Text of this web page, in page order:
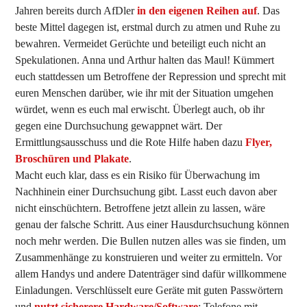
Jahren bereits durch AfDlerin den eigenen Reihen auf. Das
beste Mittel dagegen ist, erstmal durch zu atmen und Ruhe zu
bewahren. Vermeidet Gerüchte und beteiligt euch nicht an
Spekulationen. Anna und Arthur halten das Maul! Kümmert
euch stattdessen um Betroffene der Repression und sprecht mit
euren Menschen darüber, wie ihr mit der Situation umgehen
würdet, wenn es euch mal erwischt. Überlegt auch, ob ihr
gegen eine Durchsuchung gewappnet wärt. Der
Ermittlungsausschuss und die Rote Hilfe haben dazuFlyer,
Broschüren und Plakate.
Macht euch klar, dass es ein Risiko für Überwachung im
Nachhinein einer Durchsuchung gibt. Lasst euch davon aber
nicht einschüchtern. Betroffene jetzt allein zu lassen, wäre
genau der falsche Schritt. Aus einer Hausdurchsuchung können
noch mehr werden. Die Bullen nutzen alles was sie finden, um
Zusammenhänge zu konstruieren und weiter zu ermitteln. Vor
allem Handys und andere Datenträger sind dafür willkommene
Einladungen. Verschlüsselt eure Geräte mit guten Passwörtern